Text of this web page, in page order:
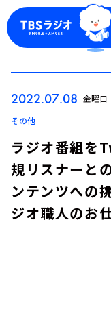
お知らせ
2022.07.08 金曜日
その他
ラジオ番組を
規リスナーと
ンテンツへの
ジオ職人のお